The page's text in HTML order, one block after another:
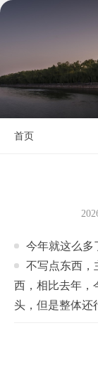
首页
今年就这么多
不写点东西，
西，相比去年，
头，但是整体还